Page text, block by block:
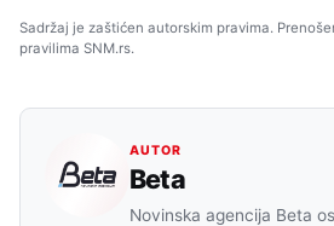
Sadržaj je zaštićen autorskim pravima.
pravilima SNM.rs.
AUTOR
Beta
Novinska agencija Beta